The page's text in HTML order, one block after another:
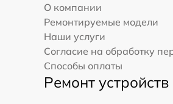
О компании
Ремонтируемые модели
Наши услуги
Согласие на обработку
Способы оплаты
Ремонт устройств